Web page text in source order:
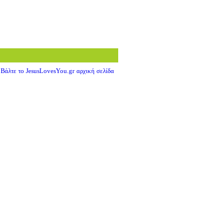
Βάλτε το JesusLovesYou.gr αρχική σελίδα